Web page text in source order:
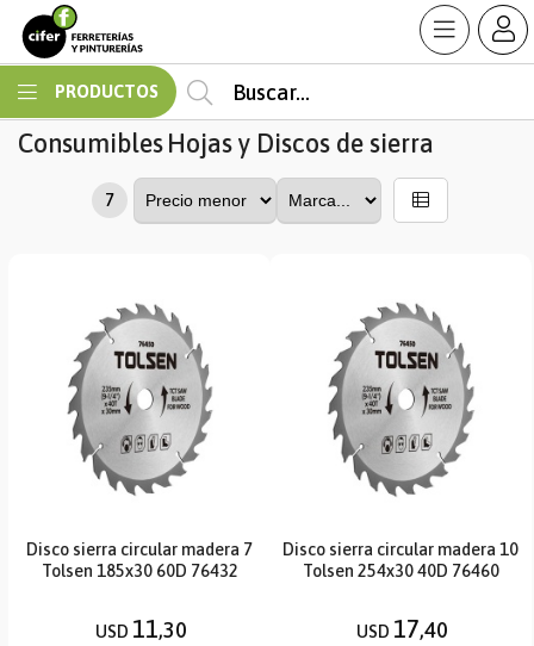
PRODUCTOS
Consumibles Hojas y Discos de sierra
7
Disco sierra circular madera 7
Tolsen 185x30 60D 76432
USD 11,30
Disco sierra circular madera 10
Tolsen 254x30 40D 76460
USD 17,40